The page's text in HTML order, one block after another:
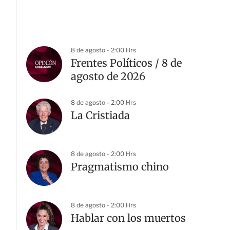
8 de agosto - 2:00 Hrs
Frentes Políticos / 8 de
agosto de 2026
8 de agosto - 2:00 Hrs
La Cristiada
8 de agosto - 2:00 Hrs
Pragmatismo chino
8 de agosto - 2:00 Hrs
Hablar con los muertos